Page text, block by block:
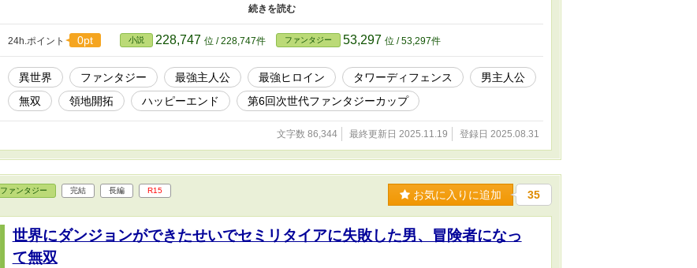
者の姪を守るため、シモンは「モン・バン」と名を変えて戦う。 ……だが、ここは王女にとっていわば「蠱毒」。 自分を
て」はならない！ ここは王女を閉じ込めるための、牢獄だったのだ！ 「王女は俺の実力を買ってくれているが、どう考え
てもアイツのほうが強いじゃん！ 守る意味あるのかよ!?」 （セルフレイティングは保険）
24h.ポイント 0pt 小説 228,747 位 / 228,747件 ファンタジー 53,297 位 / 53,297件
異世界 ファンタジー 最強主人公 最強ヒロイン タワーディフェンス
男主人公
無双
領地開拓 ハッピーエンド 第6回次世代ファンタジーカップ
文字数 86,344 最終更新日 2025.11.19 登録日 2025.08.31
ファンタジー 完結 長編 R15 お気に入りに追加 35
世界にダンジョンができたせいでセミリタイアに失敗した男、冒険者になっ
て無双